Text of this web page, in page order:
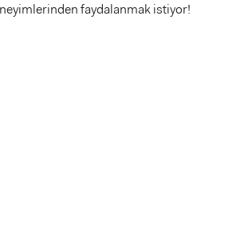
faydalanmak istiyor!